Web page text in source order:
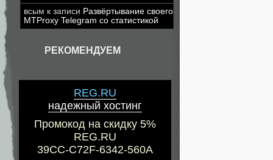
всым к записи Развёртывание своего
MTProxy Telegram со статистикой
РЕКОМЕНДУЕМ
REG.RU
надежный хостинг
Промокод на скидку 5%
REG.RU
39CC-C72F-6342-560A